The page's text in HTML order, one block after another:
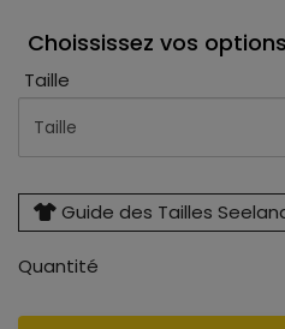
Choississez vos options
Taille
Guide des Tailles
Quantité